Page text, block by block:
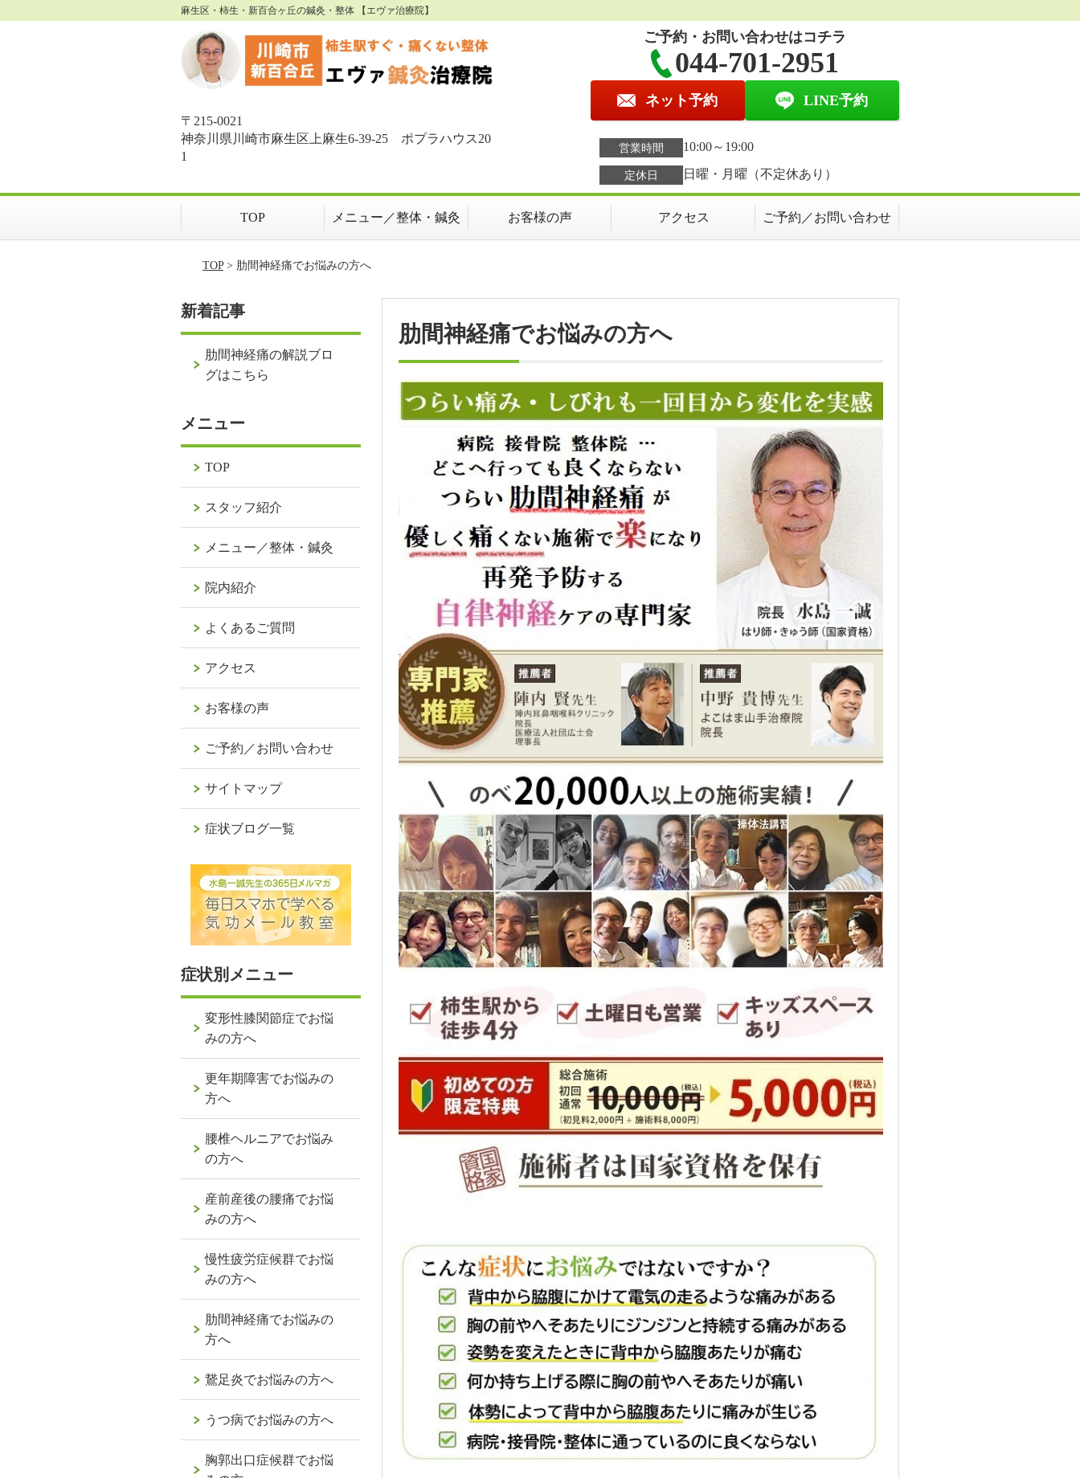
麻生区・柿生・新百合ヶ丘の鍼灸・整体 【エヴァ治療院】
〒215-0021
神奈川県川崎市麻生区上麻生6-39-25 ポプラハウス20
1
ご予約・お問い合わせはコチラ
044-701-2951
ネット予約 LINE予約
営業時間 10:00～19:00
定休日 日曜・月曜（不定休あり）
TOP メニュー／整体・鍼灸 お客様の声 アクセス ご予約／お問い合わせ
TOP> 肋間神経痛でお悩みの方へ
肋間神経痛でお悩みの方へ
新着記事
肋間神経痛の解説ブロ
グはこちら
メニュー
TOP
スタッフ紹介
メニュー／整体・鍼灸
院内紹介
よくあるご質問
アクセス
お客様の声
ご予約／お問い合わせ
サイトマップ
症状ブログ一覧
症状別メニュー
変形性膝関節症でお悩
みの方へ
更年期障害でお悩みの
方へ
腰椎ヘルニアでお悩み
の方へ
産前産後の腰痛でお悩
みの方へ
慢性疲労症候群でお悩
みの方へ
肋間神経痛でお悩みの
方へ
鵞足炎でお悩みの方へ
うつ病でお悩みの方へ
胸郭出口症候群でお悩